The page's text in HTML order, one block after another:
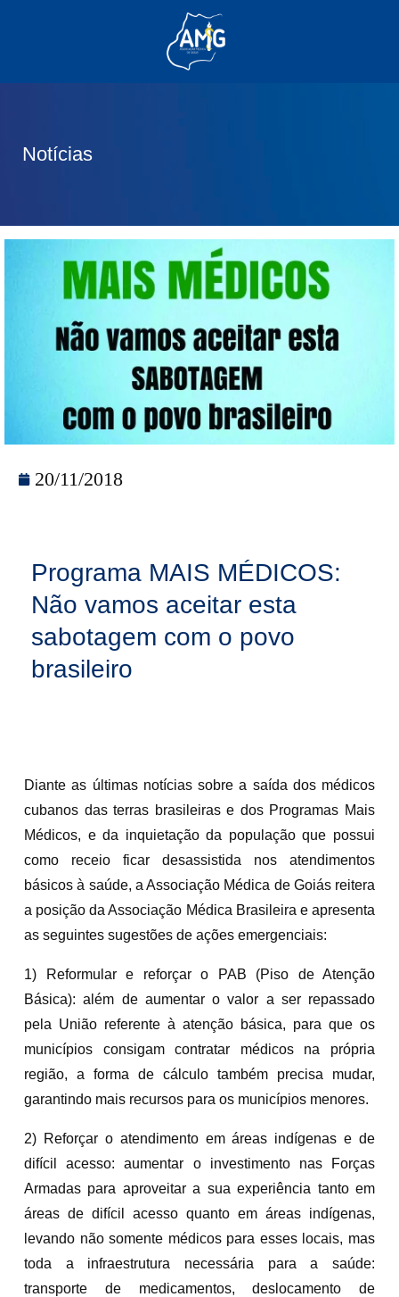
Notícias
20/11/2018
Programa MAIS MÉDICOS:
Não vamos aceitar esta
sabotagem com o povo
brasileiro
Diante as últimas notícias sobre a saída dos médicos
cubanos das terras brasileiras e dos Programas Mais
Médicos, e da inquietação da população que possui
como receio ficar desassistida nos atendimentos
básicos à saúde, a Associação Médica de Goiás reitera
a posição da Associação Médica Brasileira e apresenta
as seguintes sugestões de ações emergenciais:
1) Reformular e reforçar o PAB (Piso de Atenção
Básica): além de aumentar o valor a ser repassado
pela União referente à atenção básica, para que os
municípios consigam contratar médicos na própria
região, a forma de cálculo também precisa mudar,
garantindo mais recursos para os municípios menores.
2) Reforçar o atendimento em áreas indígenas e de
difícil acesso: aumentar o investimento nas Forças
Armadas para aproveitar a sua experiência tanto em
áreas de difícil acesso quanto em áreas indígenas,
levando não somente médicos para esses locais, mas
toda a infraestrutura necessária para a saúde:
transporte de medicamentos, deslocamento de